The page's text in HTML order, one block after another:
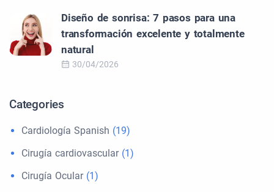
Diseño de sonrisa: 7 pasos para una
transformación excelente y totalmente
natural
30/04/2026
Categories
Cardiología Spanish (19)
Cirugía cardiovascular(1)
Cirugía Ocular(1)